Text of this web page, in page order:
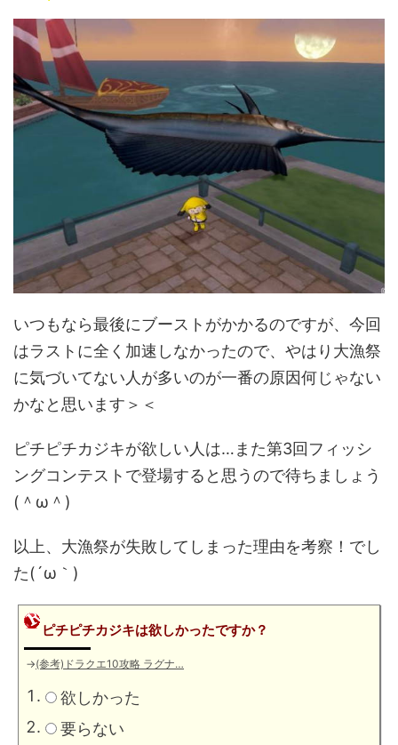
いつもなら最後にブーストがかかるのですが、今回
はラストに全く加速しなかったので、やはり大漁祭
に気づいてない人が多いのが一番の原因何じゃない
かなと思います＞＜
ピチピチカジキが欲しい人は…また第3回フィッシ
ングコンテストで登場すると思うので待ちましょう
(＾ω＾)
以上、大漁祭が失敗してしまった理由を考察！でし
た(´ω｀)
ピチピチカジキは欲しかったですか？
→(参考)ドラクエ10攻略 ラグナ…
欲しかった
要らない